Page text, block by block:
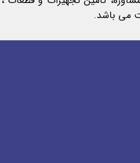
می باشد.